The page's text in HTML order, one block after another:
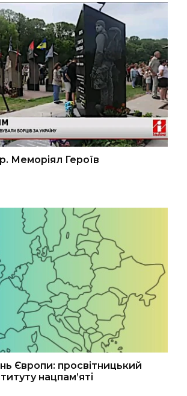
Меморіял Героїв
Європи: просвітницький
нацпам’яті